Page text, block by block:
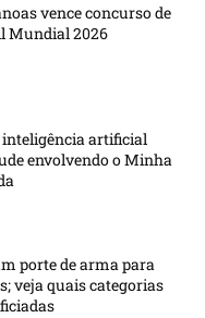
vence concurso de
Mundial 2026
artificial
envolvendo o Minha
porte de arma para
veja quais categorias